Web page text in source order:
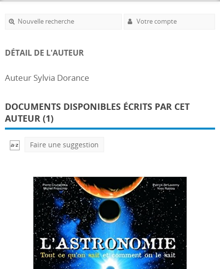
Nouvelle recherche Votre compte
DÉTAIL DE L'AUTEUR
Auteur Sylvia Dorance
DOCUMENTS DISPONIBLES ÉCRITS PAR CET
AUTEUR (1)
Faire une suggestion